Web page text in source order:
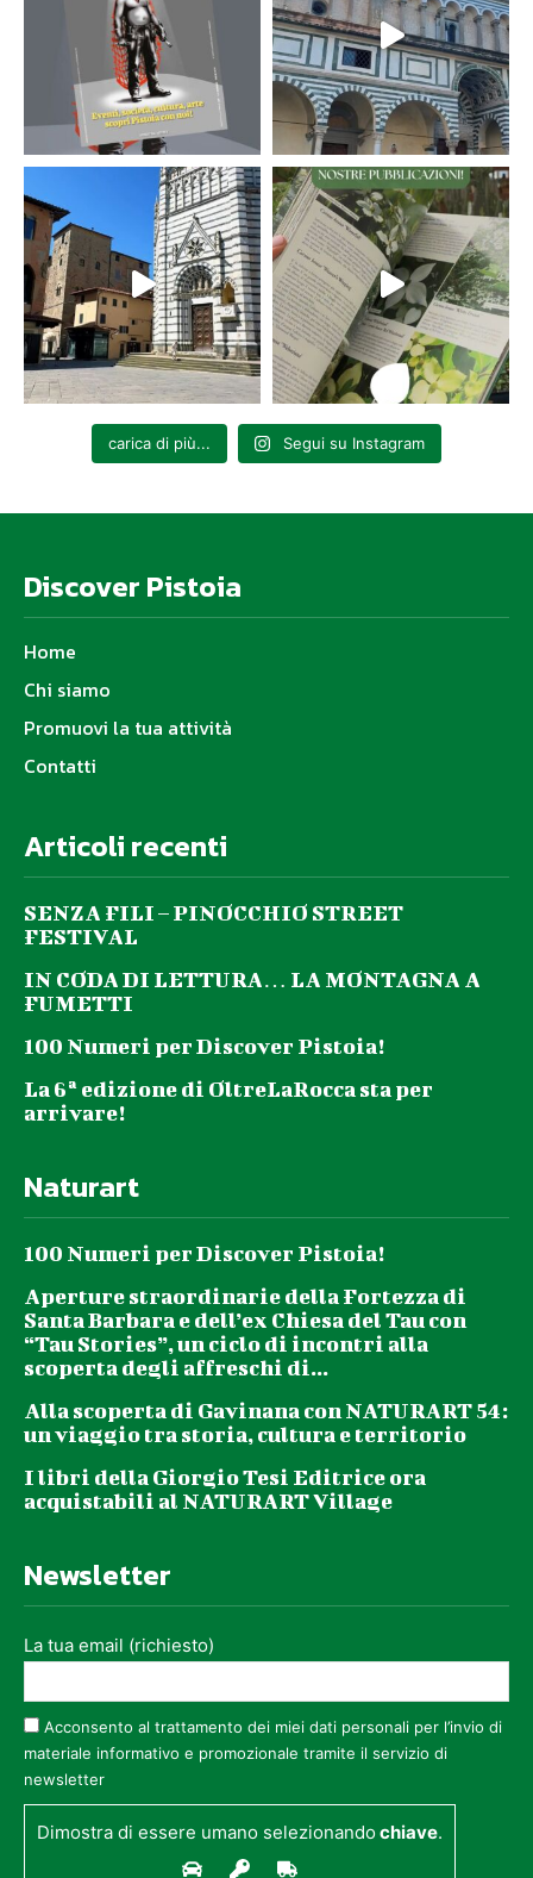
carica di più... Segui su Instagram
Discover Pistoia
Home
Chi siamo
Promuovi la tua attività
Contatti
Articoli recenti
SENZA FILI – PINOCCHIO STREET
FESTIVAL
IN CODA DI LETTURA… LA MONTAGNA A
FUMETTI
100 Numeri per Discover Pistoia!
La 6ª edizione di OltreLaRocca sta per
arrivare!
Naturart
100 Numeri per Discover Pistoia!
Aperture straordinarie della Fortezza di
Santa Barbara e dell’ex Chiesa del Tau con
“Tau Stories”, un ciclo di incontri alla
scoperta degli affreschi di...
Alla scoperta di Gavinana con NATURART 54:
un viaggio tra storia, cultura e territorio
I libri della Giorgio Tesi Editrice ora
acquistabili al NATURART Village
Newsletter
La tua email (richiesto)
Acconsento al trattamento dei miei dati personali per l’invio di
materiale informativo e promozionale tramite il servizio di
newsletter
Dimostra di essere umano selezionandochiave.